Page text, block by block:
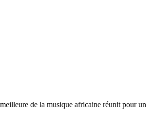
de la musique africaine réunit pour un